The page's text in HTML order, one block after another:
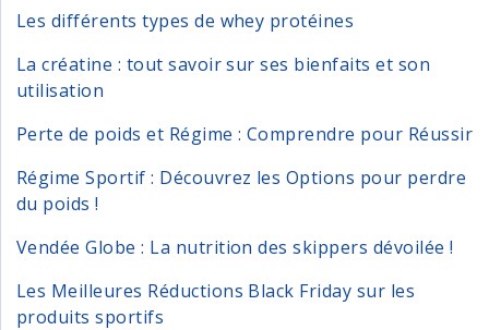
Les différents types de whey protéines
La créatine : tout savoir sur ses bienfaits et son
utilisation
Perte de poids et Régime : Comprendre pour Réussir
Régime Sportif : Découvrez les Options pour perdre
du poids !
Vendée Globe : La nutrition des skippers dévoilée !
Les Meilleures Réductions Black Friday sur les
produits sportifs